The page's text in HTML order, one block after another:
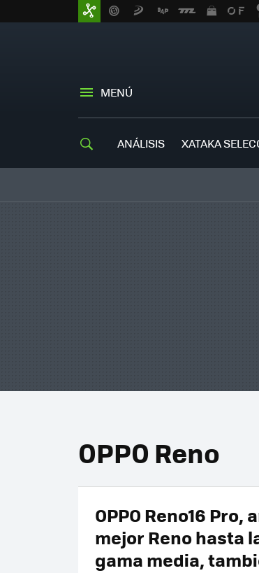
MENÚ
ANÁLISIS XATAKA
OPPO Reno
OPPO Reno16 Pro,
mejor Reno hasta
gama media,